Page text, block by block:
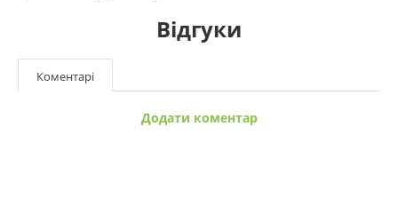
Відгуки
Коментарі
Додати коментар